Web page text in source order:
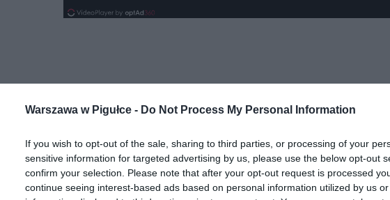
Warszawa w Pigułce - Do Not Process My Personal Information
If you wish to opt-out of the sale, sharing to third parties, or processing of your
sensitive information for targeted advertising by us, please use the below opt-out
confirm your selection. Please note that after your opt-out request is processed
continue seeing interest-based ads based on personal information utilized by us
ad